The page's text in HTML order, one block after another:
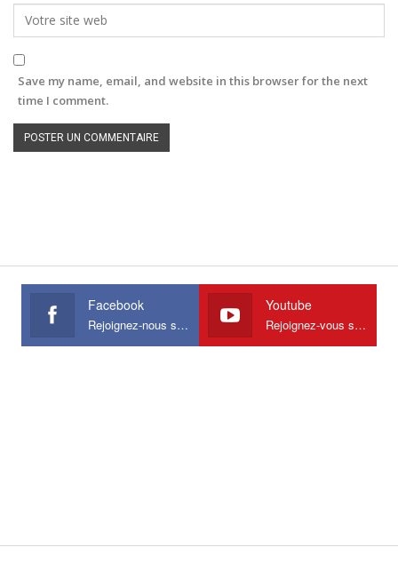
Save my name, email, and website in this browser for the next
time I comment.
Facebook
Rejoignez-nous sur Facebook
Youtube
Rejoignez-vous sur Youtube